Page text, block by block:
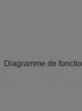
Diagramme de